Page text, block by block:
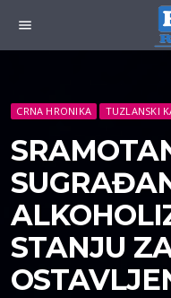
menu
CRNA HRONIKA TUZLANSKI
STANJU